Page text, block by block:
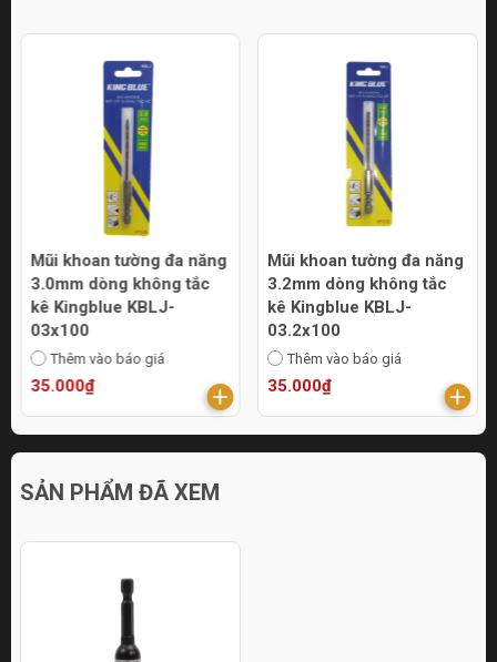
Mũi khoan tường đa năng
3.0mm dòng không tắc
kê Kingblue KBLJ-
03x100
Thêm vào báo giá
35.000₫
Mũi khoan tường đa năng
3.2mm dòng không tắc
kê Kingblue KBLJ-
03.2x100
Thêm vào báo giá
35.000₫
SẢN PHẨM ĐÃ XEM